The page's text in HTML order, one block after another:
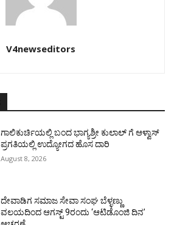
V4newseditors
ಗಾಲಿಕುರ್ಚಿಯಲ್ಲಿ ಬಂದ ಭಾಗ್ಯಶ್ರೀ ಕುಲಾಲ್ ಗೆ ಆಳ್ವಾಸ್
ಪ್ರಗತಿಯಲ್ಲಿ ಉದ್ಯೋಗದ ಹೊಸ ದಾರಿ
August 8, 2026
ದೇವಾಡಿಗ ಸಮಾಜ ಸೇವಾ ಸಂಘ ಬೆಳ್ಳಣ್ಣು
ವಲಯದಿಂದ ಆಗಸ್ಟ್ 9ರಂದು ‘ಆಟಿಡೊಂಜಿ ದಿನ’